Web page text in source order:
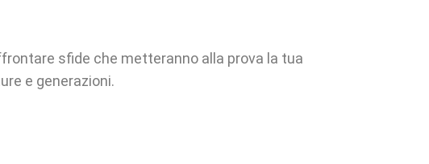
sfide che metteranno alla prova la tua
e generazioni.